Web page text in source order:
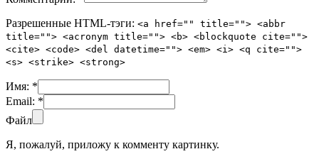
Разрешенные HTML-тэги: <a href="" title=""> <abbr
title=""> <acronym title=""> <b> <blockquote cite="">
<cite> <code> <del datetime=""> <em> <i> <q cite="">
<s> <strike> <strong>
Имя: *
Email: *
Файл
Я, пожалуй, приложу к комменту картинку.